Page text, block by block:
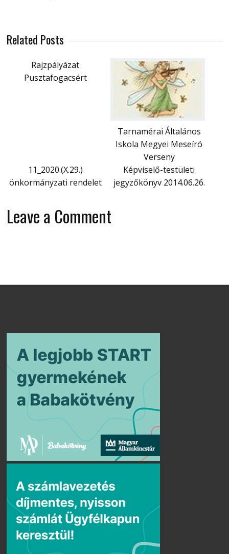
Related Posts
Rajzpályázat
Pusztafogacsért
Tarnamérai Általános
Iskola Megyei Meseíró
Verseny
11_2020.(X.29.)
önkormányzati rendelet
Képviselő-testületi
jegyzőkönyv 2014.06.26.
Leave a Comment